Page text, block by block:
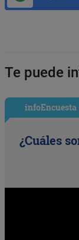
Te puede
infoEncuesta
¿Cuáles